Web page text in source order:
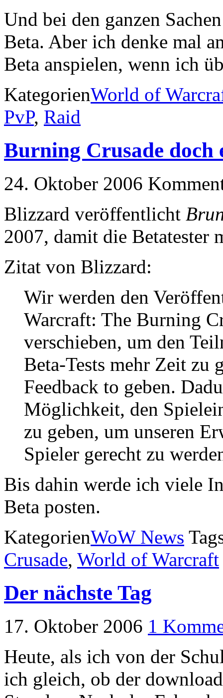
Und bei den ganzen
Beta. Aber ich denke mal
Beta anspielen, wenn ich
KategorienWorld of
PvP, Raid
Burning Crusade doch
24. Oktober 2006
Blizzard veröffentlicht
2007, damit die Betatester
Zitat von Blizzard:
Wir werden den
Warcraft: The Burning
verschieben, um den
Beta-Tests mehr Zeit zu
Feedback to geben.
Möglichkeit, den
zu geben, um unseren
Spieler gerecht zu
Bis dahin werde ich viele
Beta posten.
KategorienWoW News
Crusade, World of Warcraft
Der nächste Tag
17. Oktober 2006 1
Heute, als ich von der
ich gleich, ob der